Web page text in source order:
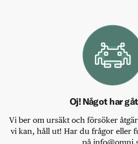
Oj! Något har
Vi ber om ursäkt och försöker
vi kan, håll ut! Har du frågor eller